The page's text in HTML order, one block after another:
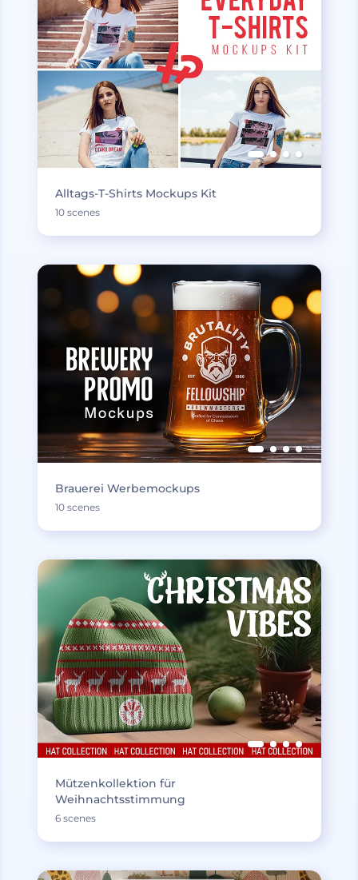
Alltags-T-Shirts Mockups Kit
10 scenes
Brauerei Werbemockups
10 scenes
Mützenkollektion für
Weihnachtsstimmung
6 scenes